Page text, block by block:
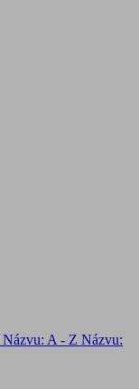
Názvu: A - Z Názvu: